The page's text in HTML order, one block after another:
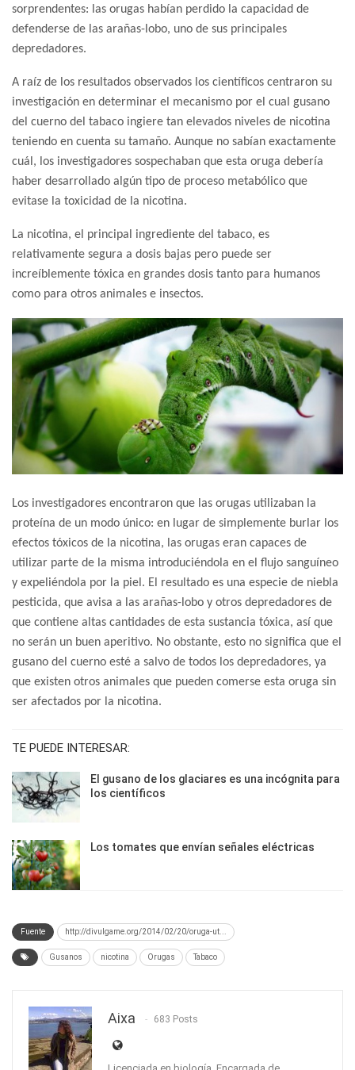
sorprendentes: las orugas habían perdido la capacidad de
defenderse de las arañas-lobo, uno de sus principales
depredadores.
A raíz de los resultados observados los científicos centraron su
investigación en determinar el mecanismo por el cual gusano
del cuerno del tabaco ingiere tan elevados niveles de nicotina
teniendo en cuenta su tamaño. Aunque no sabían exactamente
cuál, los investigadores sospechaban que esta oruga debería
haber desarrollado algún tipo de proceso metabólico que
evitase la toxicidad de la nicotina.
La nicotina, el principal ingrediente del tabaco, es
relativamente segura a dosis bajas pero puede ser
increíblemente tóxica en grandes dosis tanto para humanos
como para otros animales e insectos.
Los investigadores encontraron que las orugas utilizaban la
proteína de un modo único: en lugar de simplemente burlar los
efectos tóxicos de la nicotina, las orugas eran capaces de
utilizar parte de la misma introduciéndola en el flujo sanguíneo
y expeliéndola por la piel. El resultado es una especie de niebla
pesticida, que avisa a las arañas-lobo y otros depredadores de
que contiene altas cantidades de esta sustancia tóxica, así que
no serán un buen aperitivo. No obstante, esto no significa que el
gusano del cuerno esté a salvo de todos los depredadores, ya
que existen otros animales que pueden comerse esta oruga sin
ser afectados por la nicotina.
TE PUEDE INTERESAR:
El gusano de los glaciares es una incógnita para
los científicos
Los tomates que envían señales eléctricas
Fuente http://divulgame.org/2014/02/20/oruga-ut...
Gusanos nicotina Orugas Tabaco
Aixa 683 Posts